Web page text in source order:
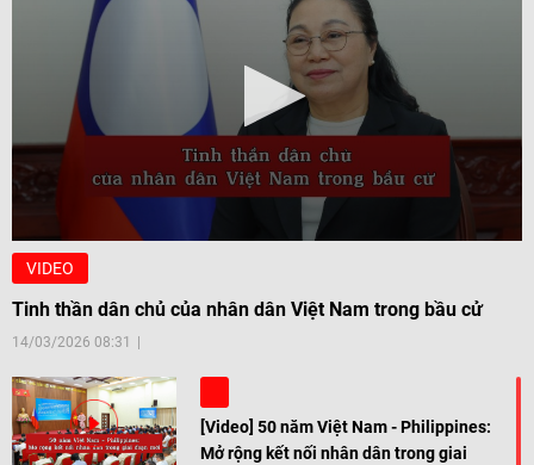
VIDEO
Tinh thần dân chủ của nhân dân Việt Nam trong bầu cử
14/03/2026 08:31
[Video] 50 năm Việt Nam - Philippines:
Mở rộng kết nối nhân dân trong giai